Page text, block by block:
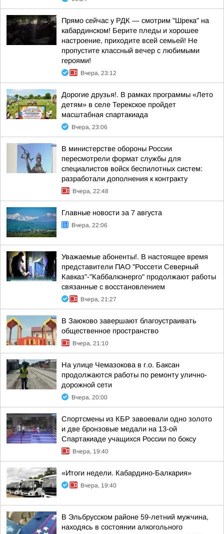
Прямо сейчас у РДК — смотрим "Шрека" на
кабардинском! Берите пледы и хорошее
настроение, приходите всей семьей! Не
пропустите классный вечер с любимыми
героями!
Вчера, 23:12
Дорогие друзья!. В рамках программы «Лето
детям» в селе Терекское пройдет
масштабная спартакиада
Вчера, 23:06
В министерстве обороны России
пересмотрели формат службы для
специалистов войск беспилотных систем:
разработали дополнения к контракту
Вчера, 22:48
Главные новости за 7 августа
Вчера, 22:06
Уважаемые абоненты!. В настоящее время
представители ПАО "Россети Северный
Кавказ"-"Каббалкэнерго" продолжают работы
связанные с восстановлением
Вчера, 21:27
В Заюково завершают благоустраивать
общественное пространство
Вчера, 21:10
На улице Чемазокова в г.о. Баксан
продолжаются работы по ремонту улично-
дорожной сети
Вчера, 20:00
Спортсмены из КБР завоевали одно золото
и две бронзовые медали на 13-ой
Спартакиаде учащихся России по боксу
Вчера, 19:40
«Итоги недели. Кабардино-Балкария»
Вчера, 19:40
В Эльбрусском районе 59-летний мужчина,
находясь в состоянии алкогольного